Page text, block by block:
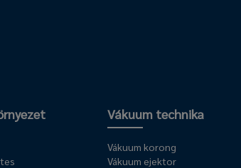
Vákuum technika
Vákuum korong
Vákuum ejektor